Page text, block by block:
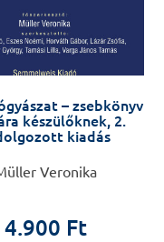
– zsebkönyv
készülőknek, 2.
kiadás
Veronika
4.900 Ft